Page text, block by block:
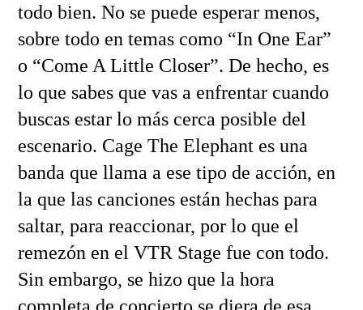
todo bien. No se puede esperar menos,
sobre todo en temas como “In One Ear”
o “Come A Little Closer”. De hecho, es
lo que sabes que vas a enfrentar cuando
buscas estar lo más cerca posible del
escenario. Cage The Elephant es una
banda que llama a ese tipo de acción, en
la que las canciones están hechas para
saltar, para reaccionar, por lo que el
remezón en el VTR Stage fue con todo.
Sin embargo, se hizo que la hora